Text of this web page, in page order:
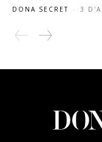
DONA SECRET - 3